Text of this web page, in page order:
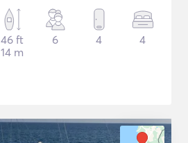
46 ft
14 m
6 4 4